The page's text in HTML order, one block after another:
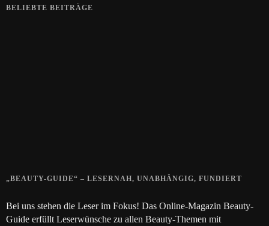
BELIEBTE BEITRÄGE
„BEAUTY-GUIDE“ – LESERNAH, UNABHÄNGIG, FUNDIERT
Bei uns stehen die Leser im Fokus! Das Online-Magazin Beauty-
Guide erfüllt Leserwünsche zu allen Beauty-Themen mit